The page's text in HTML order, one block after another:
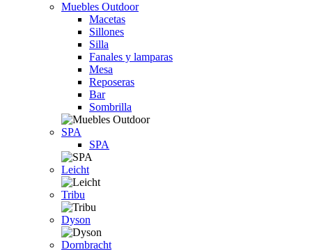
Muebles Outdoor
Macetas
Sillones
Silla
Fanales y lamparas
Mesa
Reposeras
Bar
Sombrilla
SPA
SPA
Leicht
Tribu
Dyson
Dornbracht